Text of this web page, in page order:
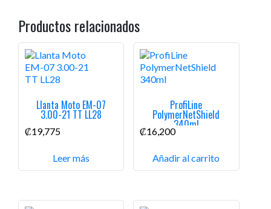
Productos relacionados
Llanta Moto EM-07
3.00-21 TT LL28
₡19,775
Leer más
ProfiLine
PolymerNetShield
340ml
₡16,200
Añadir al carrito